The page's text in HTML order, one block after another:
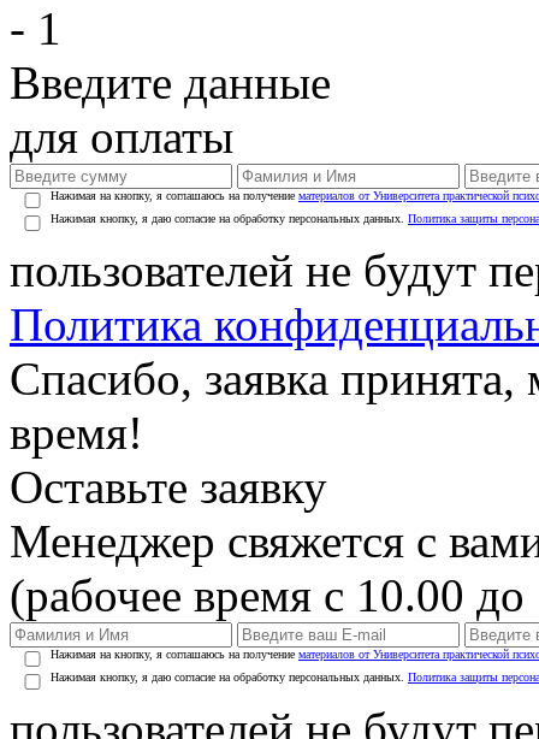
- 1
Введите данные
для оплаты
Нажимая на кнопку, я соглашаюсь на получение материалов от Университета практической
Нажимая кнопку, я даю согласие на обработку персональных данных. Политика защиты
пользователей не будут
Политика
Спасибо, заявка
время!
Оставьте заявку
Менеджер свяжется с
(рабочее время с 10.00
Нажимая на кнопку, я соглашаюсь на получение материалов от Университета практической
Нажимая кнопку, я даю согласие на обработку персональных данных. Политика защиты
пользователей не будут